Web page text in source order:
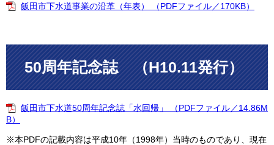
飯田市下水道事業の沿革（年表） （PDFファイル／170KB）
50周年記念誌 （H10.11発行）
飯田市下水道50周年記念誌「水回帰」 （PDFファイル／14.86M
B）
※本PDFの記載内容は平成10年（1998年）当時のものであり、現在